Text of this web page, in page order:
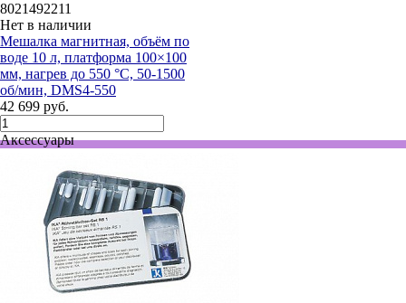
8021492211
Нет в наличии
Мешалка магнитная, объём по
воде 10 л, платформа 100×100
мм, нагрев до 550 °С, 50-1500
об/мин, DMS4-550
42 699 руб.
Аксессуары